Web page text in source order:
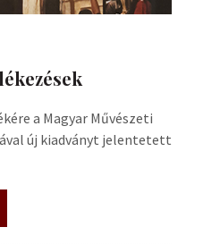
a Magyar Művészeti
új kiadványt jelentetett